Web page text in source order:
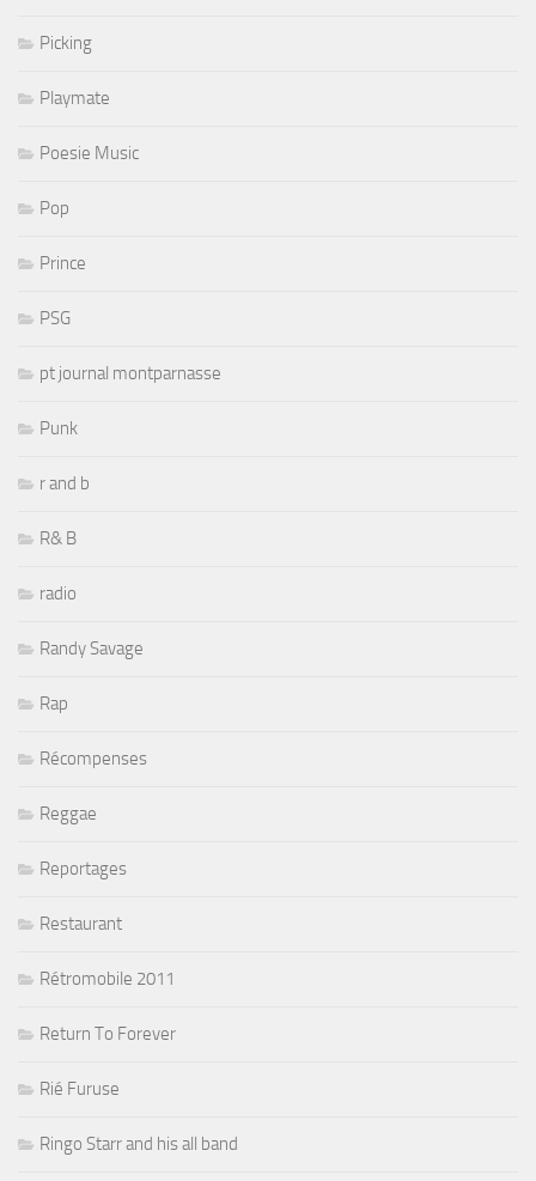
Picking
Playmate
Poesie Music
Pop
Prince
PSG
pt journal montparnasse
Punk
r and b
R& B
radio
Randy Savage
Rap
Récompenses
Reggae
Reportages
Restaurant
Rétromobile 2011
Return To Forever
Rié Furuse
Ringo Starr and his all band